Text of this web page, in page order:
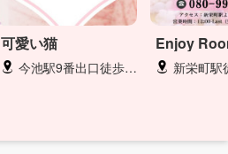
可愛い猫
今池駅9番出口徒歩3分
Enjoy
新栄町駅